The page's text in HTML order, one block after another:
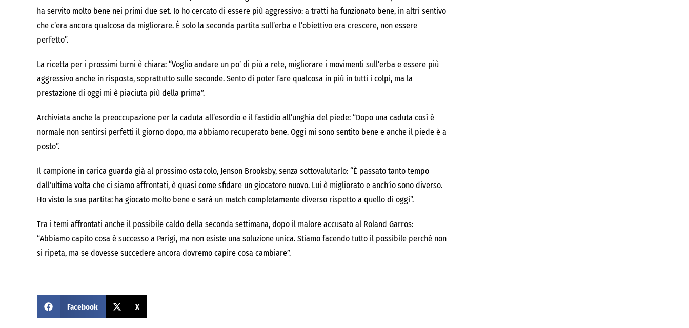
ha servito molto bene nei primi due set. Io ho cercato di essere più aggressivo: a tratti ha funzionato bene, in altri sentivo
che c’era ancora qualcosa da migliorare. È solo la seconda partita sull’erba e l’obiettivo era crescere, non essere
perfetto”.
La ricetta per i prossimi turni è chiara: “Voglio andare un po’ di più a rete, migliorare i movimenti sull’erba e essere più
aggressivo anche in risposta, soprattutto sulle seconde. Sento di poter fare qualcosa in più in tutti i colpi, ma la
prestazione di oggi mi è piaciuta più della prima”.
Archiviata anche la preoccupazione per la caduta all’esordio e il fastidio all’unghia del piede: “Dopo una caduta così è
normale non sentirsi perfetti il giorno dopo, ma abbiamo recuperato bene. Oggi mi sono sentito bene e anche il piede è a
posto”.
Il campione in carica guarda già al prossimo ostacolo, Jenson Brooksby, senza sottovalutarlo: “È passato tanto tempo
dall’ultima volta che ci siamo affrontati, è quasi come sfidare un giocatore nuovo. Lui è migliorato e anch’io sono diverso.
Ho visto la sua partita: ha giocato molto bene e sarà un match completamente diverso rispetto a quello di oggi”.
Tra i temi affrontati anche il possibile caldo della seconda settimana, dopo il malore accusato al Roland Garros:
“Abbiamo capito cosa è successo a Parigi, ma non esiste una soluzione unica. Stiamo facendo tutto il possibile perché non
si ripeta, ma se dovesse succedere ancora dovremo capire cosa cambiare”.
Facebook X